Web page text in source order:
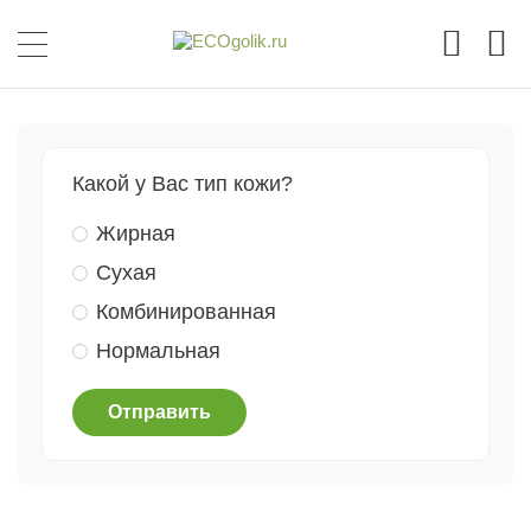
Какой у Вас тип кожи?
Жирная
Сухая
Комбинированная
Нормальная
Отправить